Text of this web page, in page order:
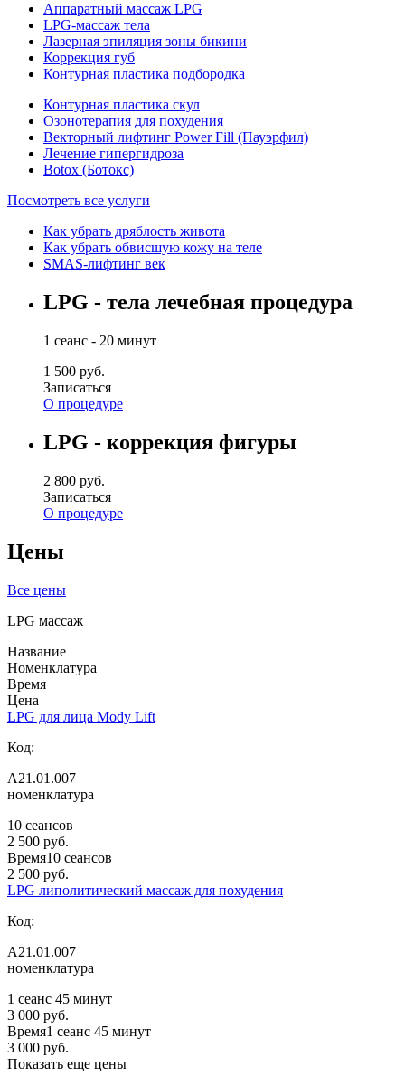
Аппаратный массаж LPG
LPG-массаж тела
Лазерная эпиляция зоны бикини
Коррекция губ
Контурная пластика подбородка
Контурная пластика скул
Озонотерапия для похудения
Векторный лифтинг Pоwer Fill (Пауэрфил)
Лечение гипергидроза
Botox (Ботокс)
Посмотреть все услуги
Как убрать дряблость живота
Как убрать обвисшую кожу на теле
SMAS-лифтинг век
LPG - тела лечебная процедура
1 сеанс - 20 минут
1 500 руб.
Записаться
О процедуре
LPG - коррекция фигуры
2 800 руб.
Записаться
О процедуре
Цены
Все цены
LPG массаж
Название
Номенклатура
Время
Цена
LPG для лица Mody Lift
Код:
А21.01.007
номенклатура
10 сеансов
2 500 руб.
Время10 сеансов
2 500 руб.
LPG липолитический массаж для похудения
Код:
А21.01.007
номенклатура
1 сеанс 45 минут
3 000 руб.
Время1 сеанс 45 минут
3 000 руб.
Показать еще цены